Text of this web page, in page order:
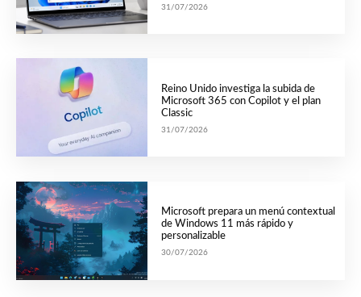
31/07/2026
Reino Unido investiga la subida de
Microsoft 365 con Copilot y el plan
Classic
31/07/2026
Microsoft prepara un menú contextual
de Windows 11 más rápido y
personalizable
30/07/2026